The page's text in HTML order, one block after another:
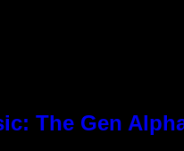
The Gen